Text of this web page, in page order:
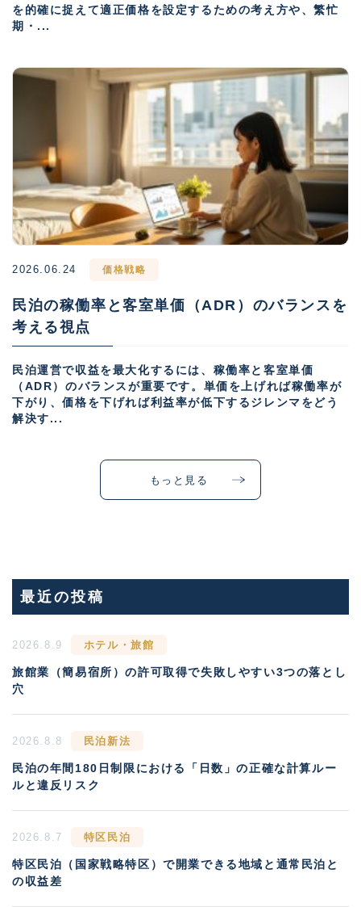
を的確に捉えて適正価格を設定するための考え方や、繁忙
期・...
2026.06.24 価格戦略
民泊の稼働率と客室単価（ADR）のバランスを
考える視点
民泊運営で収益を最大化するには、稼働率と客室単価
（ADR）のバランスが重要です。単価を上げれば稼働率が
下がり、価格を下げれば利益率が低下するジレンマをどう
解決す...
もっと見る
最近の投稿
2026.8.9 ホテル・旅館
旅館業（簡易宿所）の許可取得で失敗しやすい3つの落とし
穴
2026.8.8 民泊新法
民泊の年間180日制限における「日数」の正確な計算ルー
ルと違反リスク
2026.8.7 特区民泊
特区民泊（国家戦略特区）で開業できる地域と通常民泊と
の収益差